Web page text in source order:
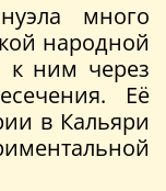
много
народной
к ним через
Её
в Кальяри